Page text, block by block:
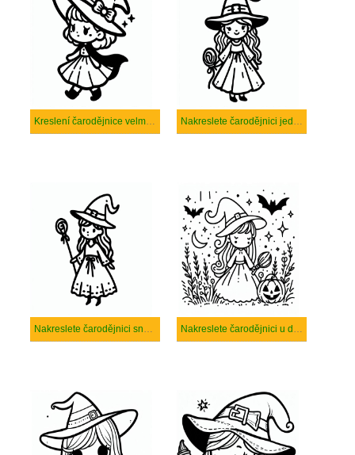
Kreslení čarodějnice velmi roztomilé Nakreslete čarodějnici jednoduše
Nakreslete čarodějnici snadno Nakreslete čarodějnici u dětí